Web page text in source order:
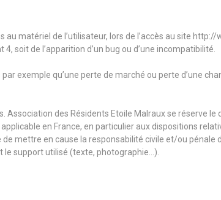
matériel de l’utilisateur, lors de l’accès au site http://
soit de l’apparition d’un bug ou d’une incompatibilité.
exemple qu’une perte de marché ou perte d’une
des Résidents Etoile Malraux se réserve le
en France, en particulier aux dispositions
mettre en cause la responsabilité civile et/ou pénale
le support utilisé (texte, photographie…).